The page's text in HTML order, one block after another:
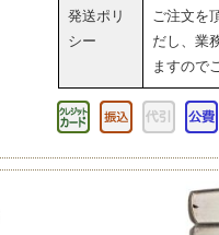
発送ポリ
シー
ご注文を
だし、業
ますので